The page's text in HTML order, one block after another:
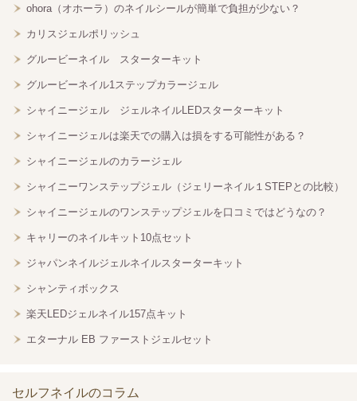
ohora（オホーラ）のネイルシールが簡単で負担が少ない？
カリスジェルポリッシュ
グルービーネイル スターターキット
グルービーネイル1ステップカラージェル
シャイニージェル ジェルネイルLEDスターターキット
シャイニージェルは楽天での購入は損をする可能性がある？
シャイニージェルのカラージェル
シャイニーワンステップジェル（ジェリーネイル１STEPとの比較）
シャイニージェルのワンステップジェルを口コミではどうなの？
キャリーのネイルキット10点セット
ジャパンネイルジェルネイルスターターキット
シャンティボックス
楽天LEDジェルネイル157点キット
エターナル EB ファーストジェルセット
セルフネイルのコラム